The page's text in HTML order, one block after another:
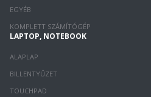
EGYÉB
KOMPLETT SZÁMÍTÓGÉP
LAPTOP, NOTEBOOK
ALAPLAP
BILLENTYŰZET
TOUCHPAD